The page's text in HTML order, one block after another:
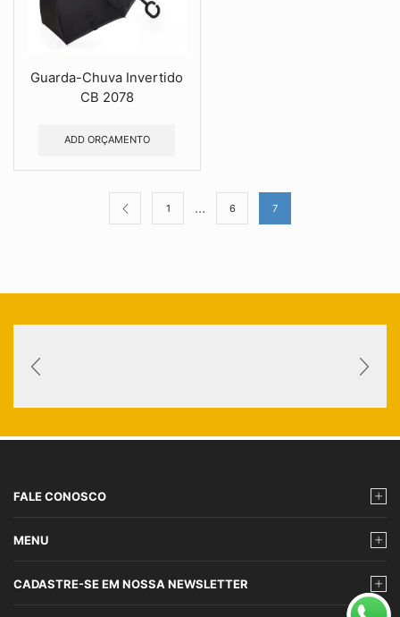
Guarda-Chuva Invertido
CB 2078
ADD ORÇAMENTO
1 … 6 7
FALE CONOSCO
MENU
CADASTRE-SE EM NOSSA NEWSLETTER